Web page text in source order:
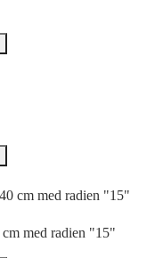
med radien "15"